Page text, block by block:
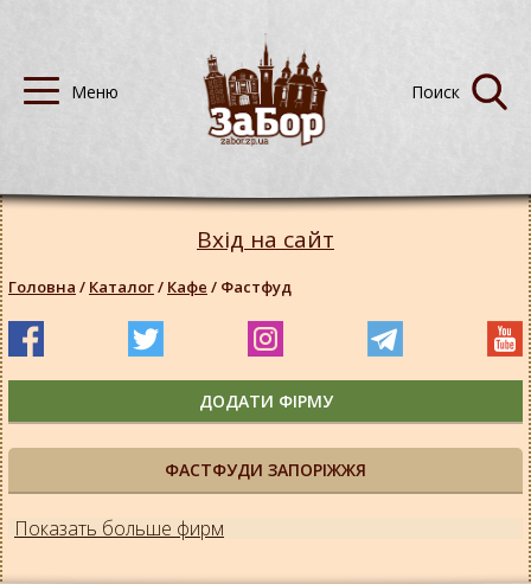
ФАСТФУДИ ЗАПОРІЖЖЯ
Показать больше фирм
Вхід на сайт
Головна / Каталог/ Кафе / Фастфуд
ДОДАТИ ФІРМУ